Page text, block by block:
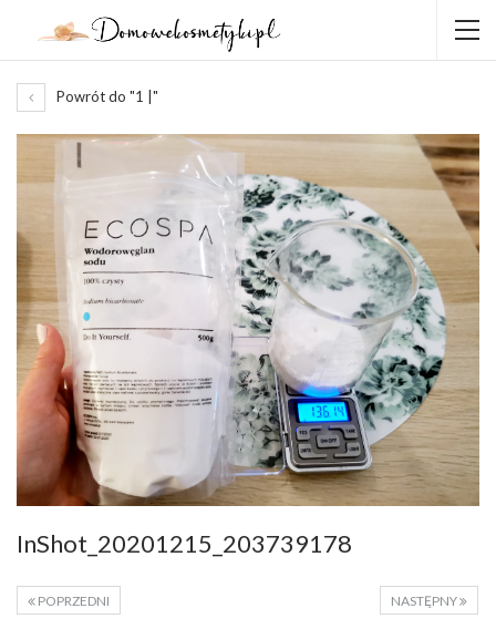
Powrót do "1 |"
InShot_20201215_203739178
NASTĘPNY
POPRZEDNI